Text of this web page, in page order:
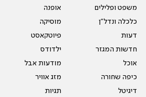
משפט ופלילים
כלכלה ונדל"ן
דעות
חדשות המגזר
אוכל
כיפה שחורה
דיגיטל
אופנה
מוסיקה
פיוטקאסט
ילדודס
מודעות אבל
מזג אוויר
תגיות